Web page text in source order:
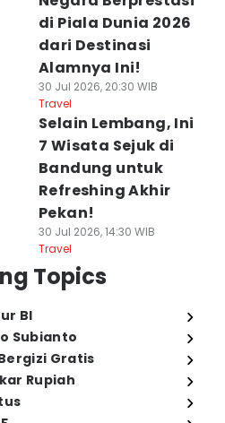
di Piala Dunia 2026
dari Destinasi
Alamnya Ini!
30 Jul 2026, 20:30 WIB
Travel
Selain Lembang, Ini
7 Wisata Sejuk di
Bandung untuk
Refreshing Akhir
Pekan!
30 Jul 2026, 14:30 WIB
Travel
Topics
BI
Subianto
Gratis
Rupiah